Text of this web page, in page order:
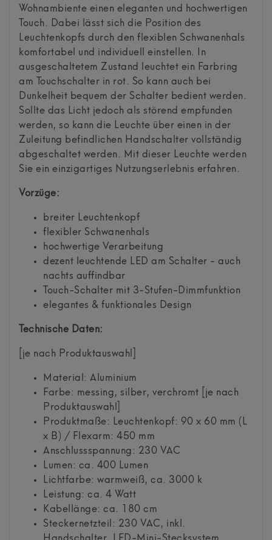
Wohnambiente einen eleganten und hochwertigen
Touch. Dabei lässt sich die Position des
Leuchtenkopfs durch den flexiblen Schwanenhals
komfortabel und individuell einstellen. In
ausgeschaltetem Zustand leuchtet ein Farbring
am Touchschalter in rot. So kann auch bei
Dunkelheit bequem der Schalter bedient werden.
Sollte das Licht jedoch als störend empfunden
werden, so kann die Leuchte über einen in der
Zuleitung befindlichen Handschalter vollständig
abgeschaltet werden. Mit dieser Leuchte werden
Sie ein einzigartiges Nutzungserlebnis erfahren.
Vorzüge:
breiter Leuchtenkopf
flexibler Schwanenhals
hochwertige Verarbeitung
dezent leuchtende LED am Schalter - auch
nachts auffindbar
Touch-Schalter mit 3-Stufen-Dimmfunktion
elegantes & funktionales Design
Technische Daten:
[je nach Produktauswahl]
Material: Aluminium
Farbe: messing, silber, verchromt [je nach
Produktauswahl]
Produktmaße: Leuchtenkopf: 90 x 60 mm (L
x B) / Flexarm: 450 mm
Anschlussspannung: 230 VAC
Lumen: ca. 400 Lumen
Lichtfarbe: warmweiß, ca. 3000 k
Leistung: ca. 4 Watt
Kabellänge: ca. 180 cm
Steckernetzteil: 230 VAC, inkl.